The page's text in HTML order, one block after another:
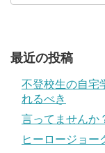
最近の投稿
不登校生の自宅
れるべき
言ってませんか
ヒーロージョー